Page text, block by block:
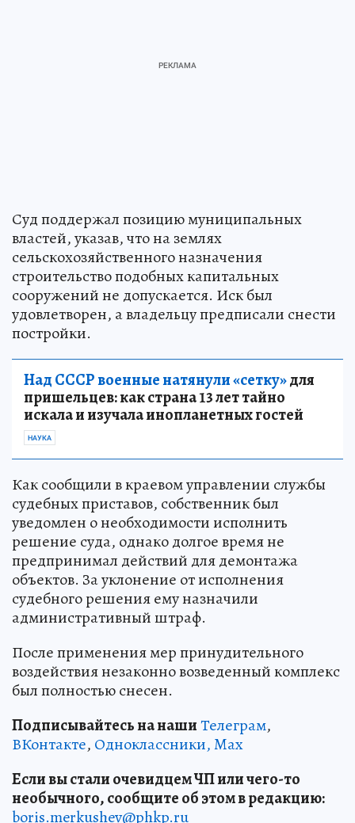
Суд поддержал позицию муниципальных
властей, указав, что на землях
сельскохозяйственного назначения
строительство подобных капитальных
сооружений не допускается. Иск был
удовлетворен, а владельцу предписали снести
постройки.
Над СССР военные натянули «сетку»для
пришельцев: как страна 13 лет тайно
искала и изучала инопланетных гостей
НАУКА
Как сообщили в краевом управлении службы
судебных приставов, собственник был
уведомлен о необходимости исполнить
решение суда, однако долгое время не
предпринимал действий для демонтажа
объектов. За уклонение от исполнения
судебного решения ему назначили
административный штраф.
После применения мер принудительного
воздействия незаконно возведенный комплекс
был полностью снесен.
Подписывайтесь на нашиТелеграм,
ВКонтакте, Одноклассники,Max
Если вы стали очевидцем ЧП или чего-то
необычного, сообщите об этом в редакцию:
boris.merkushev@phkp.ru